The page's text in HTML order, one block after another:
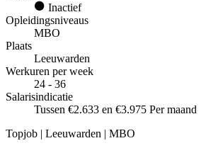
Inactief
Opleidingsniveaus
MBO
Plaats
Leeuwarden
Werkuren per week
24 - 36
Salarisindicatie
Tussen €2.633 en €3.975 Per maand
Topjob | Leeuwarden | MBO